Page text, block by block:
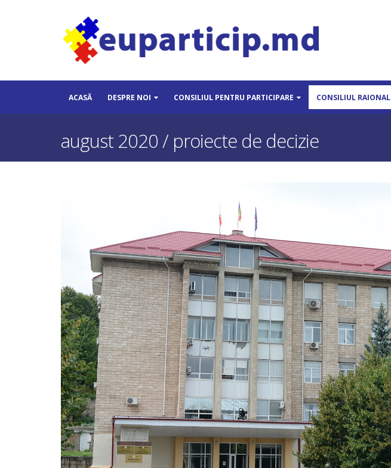
ACASĂ DESPRE NOI CONSILIUL PENTRU PARTICIPARE CONSILIUL RAIONAL
august 2020 / proiecte de decizie